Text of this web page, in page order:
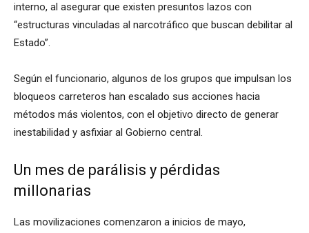
interno, al asegurar que existen presuntos lazos con
“estructuras vinculadas al narcotráfico que buscan debilitar al
Estado”.
Según el funcionario, algunos de los grupos que impulsan los
bloqueos carreteros han escalado sus acciones hacia
métodos más violentos, con el objetivo directo de generar
inestabilidad y asfixiar al Gobierno central.
Un mes de parálisis y pérdidas
millonarias
Las movilizaciones comenzaron a inicios de mayo,